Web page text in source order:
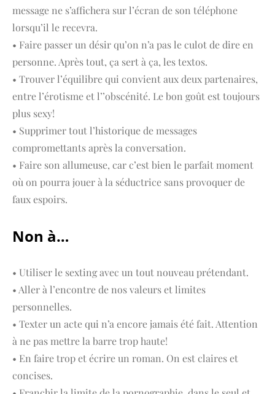
message ne s’affichera sur l’écran de son téléphone
lorsqu’il le recevra.
• Faire passer un désir qu’on n’a pas le culot de dire en
personne. Après tout, ça sert à ça, les textos.
• Trouver l’équilibre qui convient aux deux partenaires,
entre l’érotisme et l’’obscénité. Le bon goût est toujours
plus sexy!
• Supprimer tout l’historique de messages
compromettants après la conversation.
• Faire son allumeuse, car c’est bien le parfait moment
où on pourra jouer à la séductrice sans provoquer de
faux espoirs.
Non à…
• Utiliser le sexting avec un tout nouveau prétendant.
• Aller à l’encontre de nos valeurs et limites
personnelles.
• Texter un acte qui n’a encore jamais été fait. Attention
à ne pas mettre la barre trop haute!
• En faire trop et écrire un roman. On est claires et
concises.